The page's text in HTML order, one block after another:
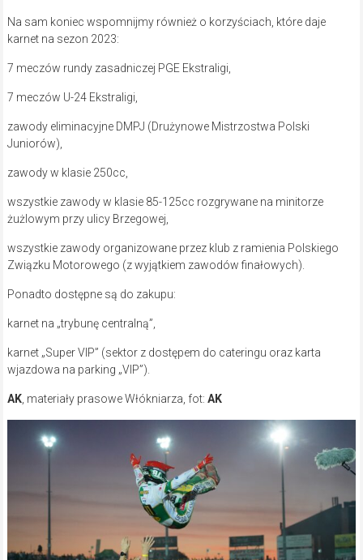
Na sam koniec wspomnijmy również o korzyściach, które daje
karnet na sezon 2023:
7 meczów rundy zasadniczej PGE Ekstraligi,
7 meczów U-24 Ekstraligi,
zawody eliminacyjne DMPJ (Drużynowe Mistrzostwa Polski
Juniorów),
zawody w klasie 250cc,
wszystkie zawody w klasie 85-125cc rozgrywane na minitorze
żużlowym przy ulicy Brzegowej,
wszystkie zawody organizowane przez klub z ramienia Polskiego
Związku Motorowego (z wyjątkiem zawodów finałowych).
Ponadto dostępne są do zakupu:
karnet na „trybunę centralną”,
karnet „Super VIP” (sektor z dostępem do cateringu oraz karta
wjazdowa na parking „VIP”).
AK, materiały prasowe Włókniarza, fot: AK